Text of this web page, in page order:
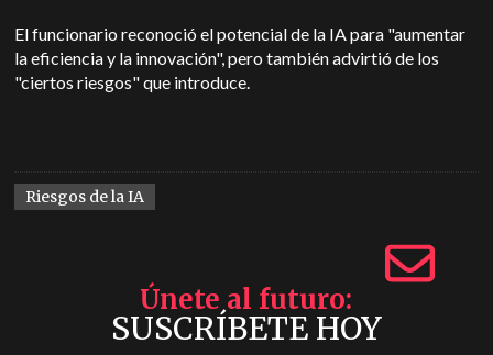
El funcionario reconoció el potencial de la IA para "aumentar
la eficiencia y la innovación", pero también advirtió de los
"ciertos riesgos" que introduce.
Riesgos de la IA
Únete al futuro
SUSCRÍBETE HOY